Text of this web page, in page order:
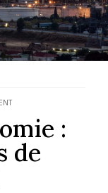
:
de